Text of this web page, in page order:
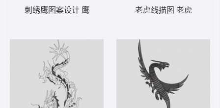
刺绣鹰图案设计 鹰 老虎线描图 老虎